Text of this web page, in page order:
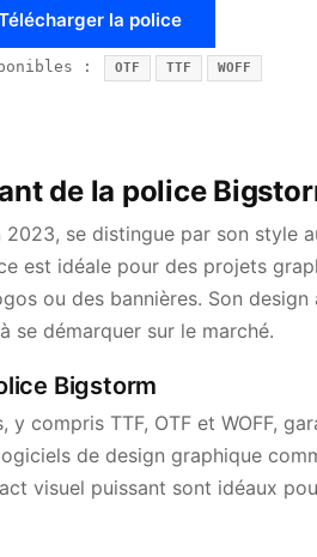
la police
: OTF TTF WOFF
de la police
se distingue par son style
est idéale pour des projets
ou des bannières. Son
se démarquer sur le marché.
Bigstorm
compris TTF, OTF et WOFF,
de design graphique
visuel puissant sont idéaux